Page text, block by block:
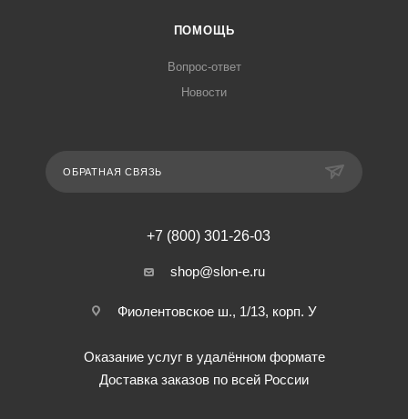
ПОМОЩЬ
Вопрос-ответ
Новости
ОБРАТНАЯ СВЯЗЬ
+7 (800) 301-26-03
shop@slon-e.ru
Фиолентовское ш., 1/13, корп. У
Оказание услуг в удалённом формате
Доставка заказов по всей России